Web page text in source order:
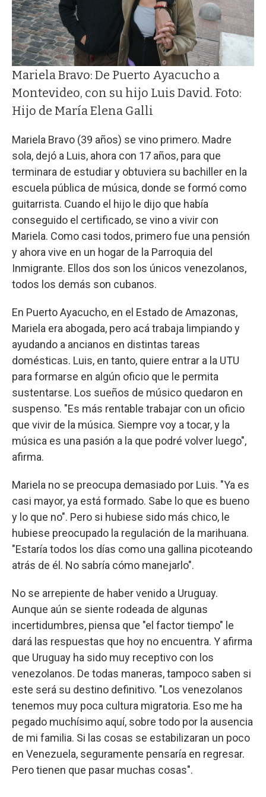
Mariela Bravo: De Puerto Ayacucho a
Montevideo, con su hijo Luis David. Foto:
Hijo de María Elena Galli
Mariela Bravo (39 años) se vino primero. Madre
sola, dejó a Luis, ahora con 17 años, para que
terminara de estudiar y obtuviera su bachiller en la
escuela pública de música, donde se formó como
guitarrista. Cuando el hijo le dijo que había
conseguido el certificado, se vino a vivir con
Mariela. Como casi todos, primero fue una pensión
y ahora vive en un hogar de la Parroquia del
Inmigrante. Ellos dos son los únicos venezolanos,
todos los demás son cubanos.
En Puerto Ayacucho, en el Estado de Amazonas,
Mariela era abogada, pero acá trabaja limpiando y
ayudando a ancianos en distintas tareas
domésticas. Luis, en tanto, quiere entrar a la UTU
para formarse en algún oficio que le permita
sustentarse. Los sueños de músico quedaron en
suspenso. "Es más rentable trabajar con un oficio
que vivir de la música. Siempre voy a tocar, y la
música es una pasión a la que podré volver luego",
afirma.
Mariela no se preocupa demasiado por Luis. "Ya es
casi mayor, ya está formado. Sabe lo que es bueno
y lo que no". Pero si hubiese sido más chico, le
hubiese preocupado la regulación de la marihuana.
"Estaría todos los días como una gallina picoteando
atrás de él. No sabría cómo manejarlo".
No se arrepiente de haber venido a Uruguay.
Aunque aún se siente rodeada de algunas
incertidumbres, piensa que "el factor tiempo" le
dará las respuestas que hoy no encuentra. Y afirma
que Uruguay ha sido muy receptivo con los
venezolanos. De todas maneras, tampoco saben si
este será su destino definitivo. "Los venezolanos
tenemos muy poca cultura migratoria. Eso me ha
pegado muchísimo aquí, sobre todo por la ausencia
de mi familia. Si las cosas se estabilizaran un poco
en Venezuela, seguramente pensaría en regresar.
Pero tienen que pasar muchas cosas".